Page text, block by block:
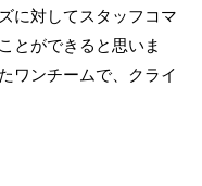
に対してスタッフコマ
とができると思いま
ワンチームで、クライ